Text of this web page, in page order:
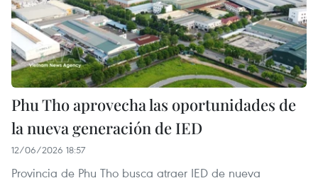
Phu Tho aprovecha las oportunidades de
la nueva generación de IED
12/06/2026 18:57
Provincia de Phu Tho busca atraer IED de nueva